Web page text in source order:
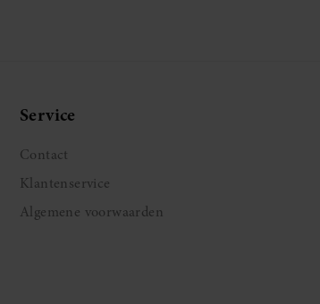
Service
Contact
Klantenservice
Algemene voorwaarden